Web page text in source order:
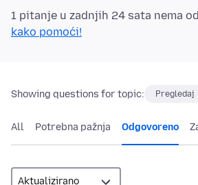
1 pitanje u zadnjih 24 sata nema
kako pomoći!
Showing questions for topic: Pregledaj
All Potrebna pažnja Odgovoreno